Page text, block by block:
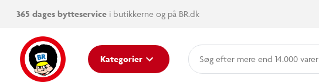
365 dages bytteservice i butikkerne og på BR.dk
Kategorier
mere end 14.000 varer